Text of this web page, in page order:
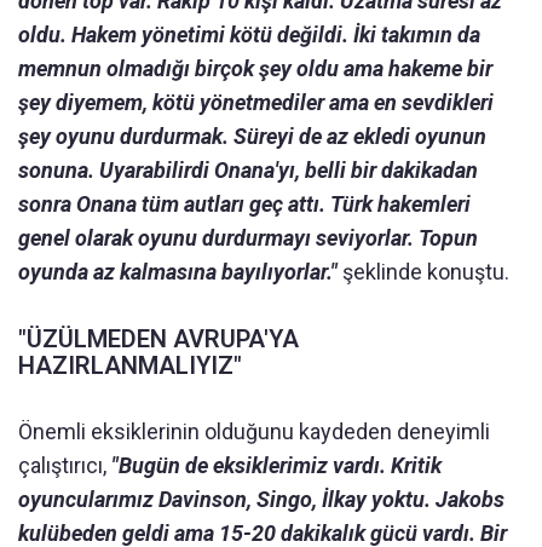
oldu. Hakem yönetimi kötü değildi. İki takımın da
memnun olmadığı birçok şey oldu ama hakeme bir
şey diyemem, kötü yönetmediler ama en sevdikleri
şey oyunu durdurmak. Süreyi de az ekledi oyunun
sonuna. Uyarabilirdi Onana'yı, belli bir dakikadan
sonra Onana tüm autları geç attı. Türk hakemleri
genel olarak oyunu durdurmayı seviyorlar. Topun
oyunda az kalmasına bayılıyorlar."şeklinde konuştu.
"ÜZÜLMEDEN AVRUPA'YA
HAZIRLANMALIYIZ"
Önemli eksiklerinin olduğunu kaydeden deneyimli
çalıştırıcı, "Bugün de eksiklerimiz vardı. Kritik
oyuncularımız Davinson, Singo, İlkay yoktu. Jakobs
kulübeden geldi ama 15-20 dakikalık gücü vardı. Bir